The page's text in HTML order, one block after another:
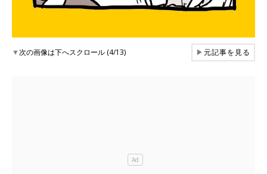
▼次の画像は下へスクロール (4/13) ▶元記事を見る